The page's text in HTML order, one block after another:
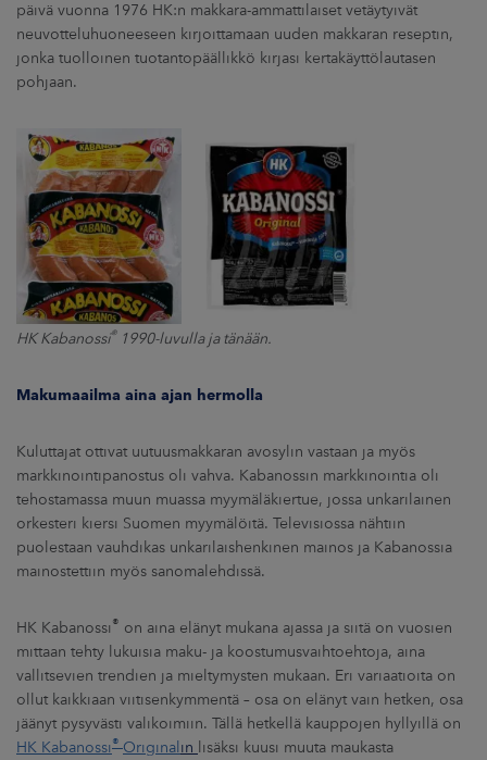
päivä vuonna 1976 HK:n makkara-ammattilaiset vetäytyivät
neuvotteluhuoneeseen kirjoittamaan uuden makkaran reseptin,
jonka tuolloinen tuotantopäällikkö kirjasi kertakäyttölautasen
pohjaan.
HK Kabanossi®1990-luvulla ja tänään.
Makumaailma aina ajan hermolla
Kuluttajat ottivat uutuusmakkaran avosylin vastaan ja myös
markkinointipanostus oli vahva. Kabanossin markkinointia oli
tehostamassa muun muassa myymäläkiertue, jossa unkarilainen
orkesteri kiersi Suomen myymälöitä. Televisiossa nähtiin
puolestaan vauhdikas unkarilaishenkinen mainos ja Kabanossia
mainostettiin myös sanomalehdissä.
HK Kabanossi ® on aina elänyt mukana ajassa ja siitä on vuosien
mittaan tehty lukuisia maku- ja koostumusvaihtoehtoja, aina
vallitsevien trendien ja mieltymysten mukaan. Eri variaatioita on
ollut kaikkiaan viitisenkymmentä – osa on elänyt vain hetken, osa
jäänyt pysyvästi valikoimiin. Tällä hetkellä kauppojen hyllyillä on
HK Kabanossi ® Original in
lisäksi kuusi muuta maukasta